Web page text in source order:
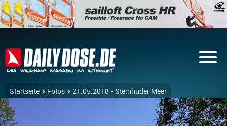
Startseite Fotos 21.05.2018 - Steinhuder Meer